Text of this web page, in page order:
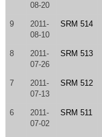
08-20
9
2011-
08-10
SRM 514
8
2011-
07-26
SRM 513
7
2011-
07-13
SRM 512
6
2011-
07-02
SRM 511